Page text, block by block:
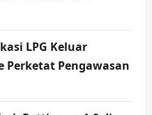
LPG Keluar
Perketat Pengawasan